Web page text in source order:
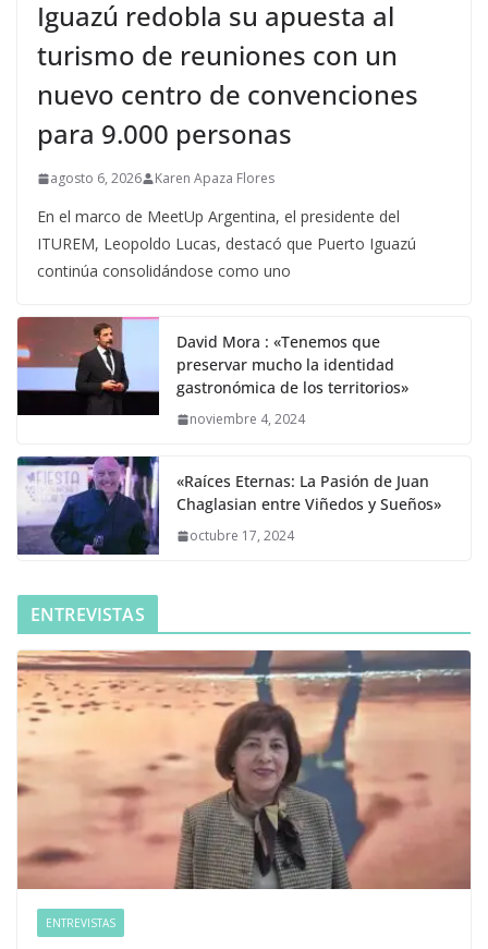
Iguazú redobla su apuesta al
turismo de reuniones con un
nuevo centro de convenciones
para 9.000 personas
agosto 6, 2026 Karen Apaza Flores
En el marco de MeetUp Argentina, el presidente del
ITUREM, Leopoldo Lucas, destacó que Puerto Iguazú
continúa consolidándose como uno
David Mora : «Tenemos que
preservar mucho la identidad
gastronómica de los territorios»
noviembre 4, 2024
«Raíces Eternas: La Pasión de Juan
Chaglasian entre Viñedos y Sueños»
octubre 17, 2024
ENTREVISTAS
ENTREVISTAS